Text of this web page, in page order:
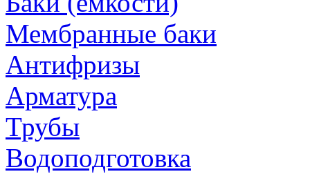
Мембранные баки
Антифризы
Арматура
Трубы
Водоподготовка